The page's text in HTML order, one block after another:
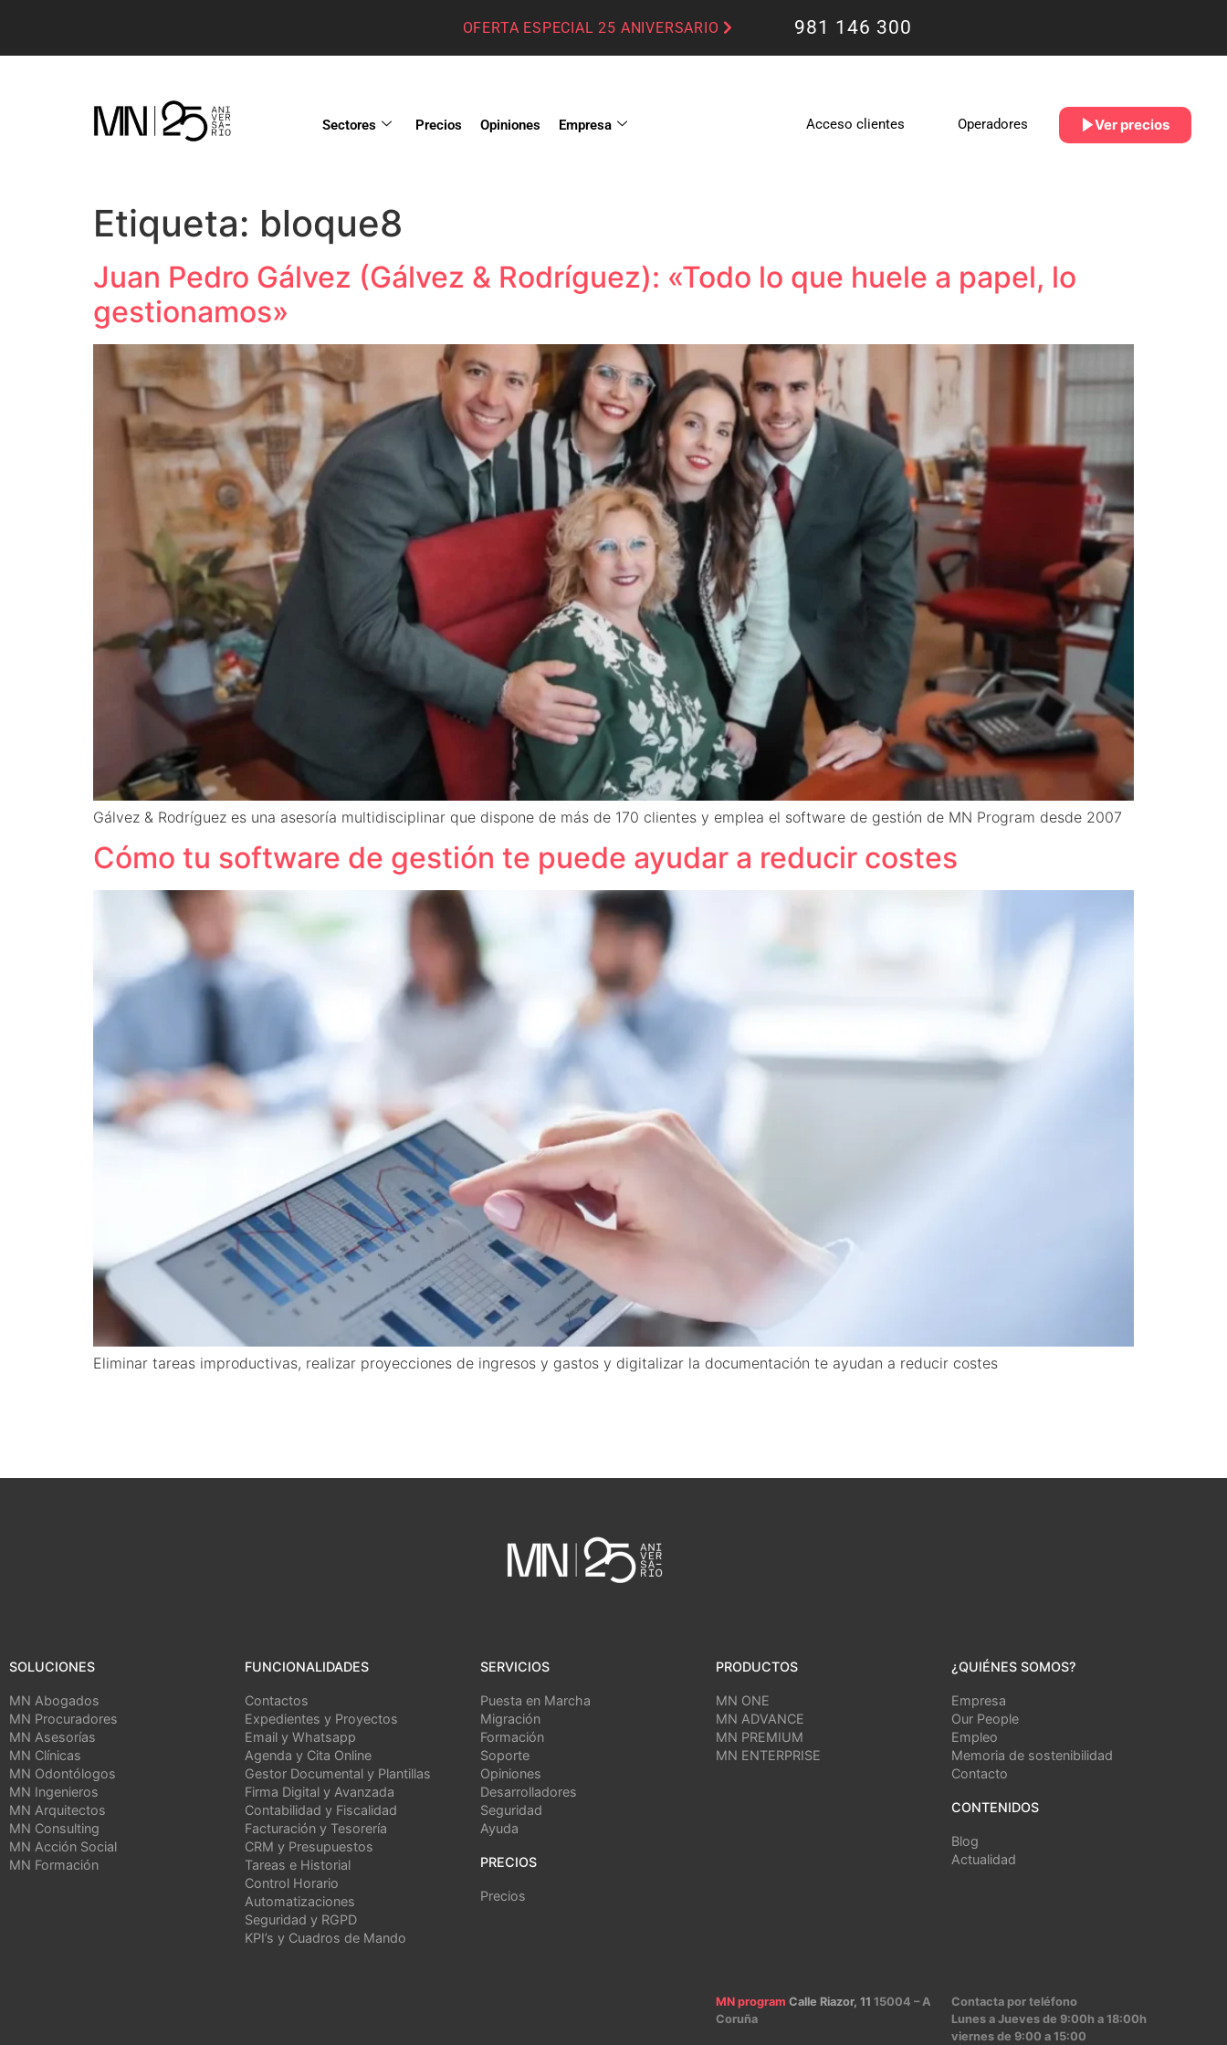
OFERTA ESPECIAL 25 ANIVERSARIO 981 146 300
Sectores Precios Opiniones Empresa Acceso clientes Operadores Ver precios
Etiqueta: bloque8
Juan Pedro Gálvez (Gálvez & Rodríguez): «Todo lo que huele a papel, lo
gestionamos»
Gálvez & Rodríguez es una asesoría multidisciplinar que dispone de más de 170 clientes y emplea el software de gestión de MN Program desde 2007
Cómo tu software de gestión te puede ayudar a reducir costes
Eliminar tareas improductivas, realizar proyecciones de ingresos y gastos y digitalizar la documentación te ayudan a reducir costes
SOLUCIONES
MN Abogados
MN Procuradores
MN Asesorías
MN Clínicas
MN Odontólogos
MN Ingenieros
MN Arquitectos
MN Consulting
MN Acción Social
MN Formación
FUNCIONALIDADES
Contactos
Expedientes y Proyectos
Email y Whatsapp
Agenda y Cita Online
Gestor Documental y Plantillas
Firma Digital y Avanzada
Contabilidad y Fiscalidad
Facturación y Tesorería
CRM y Presupuestos
Tareas e Historial
Control Horario
Automatizaciones
Seguridad y RGPD
KPI’s y Cuadros de Mando
SERVICIOS
Puesta en Marcha
Migración
Formación
Soporte
Opiniones
Desarrolladores
Seguridad
Ayuda
PRECIOS
Precios
PRODUCTOS
MN ONE
MN ADVANCE
MN PREMIUM
MN ENTERPRISE
¿QUIÉNES SOMOS?
Empresa
Our People
Empleo
Memoria de sostenibilidad
Contacto
CONTENIDOS
Blog
Actualidad
MN program Calle Riazor, 11 15004 – A
Coruña
Contacta por teléfono
Lunes a Jueves de 9:00h a 18:00h
viernes de 9:00 a 15:00